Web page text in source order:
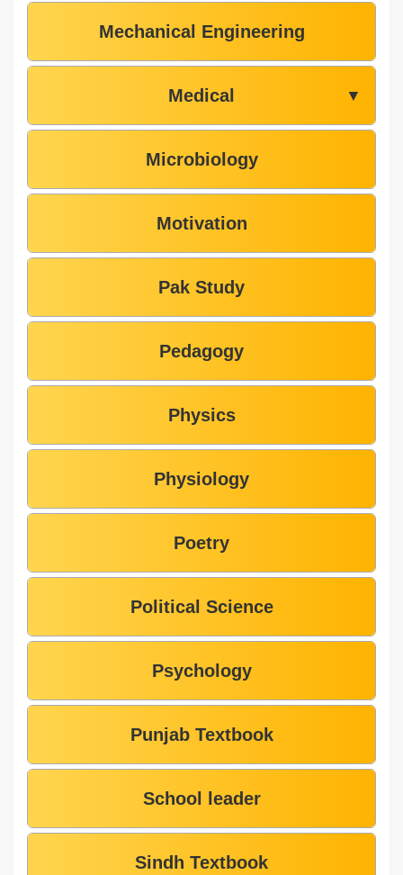
Mechanical Engineering
Medical ▼
Microbiology
Motivation
Pak Study
Pedagogy
Physics
Physiology
Poetry
Political Science
Psychology
Punjab Textbook
School leader
Sindh Textbook